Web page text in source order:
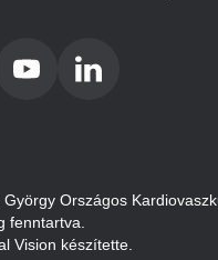
Országos
fenntartva.
Vision készítette.